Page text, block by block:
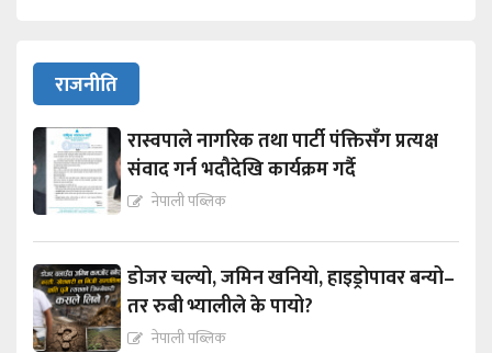
राजनीति
रास्वपाले नागरिक तथा पार्टी पंक्तिसँग प्रत्यक्ष
संवाद गर्न भदौदेखि कार्यक्रम गर्दै
नेपाली पब्लिक
डोजर चल्यो, जमिन खनियो, हाइड्रोपावर बन्यो–
तर रुबी भ्यालीले के पायो?
नेपाली पब्लिक